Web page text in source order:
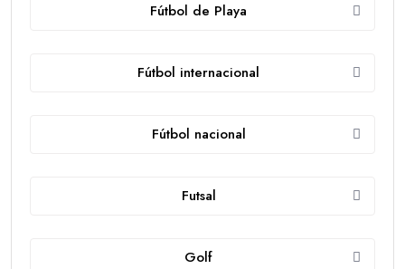
Fútbol de Playa
Fútbol internacional
Fútbol nacional
Futsal
Golf